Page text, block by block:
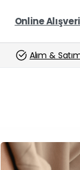
Online
Alım &